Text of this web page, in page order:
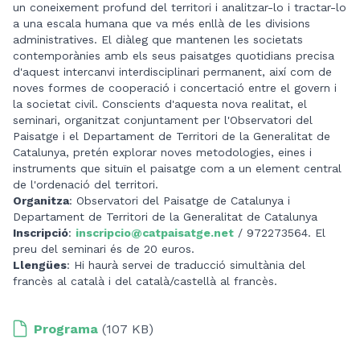
un coneixement profund del territori i analitzar-lo i tractar-lo
a una escala humana que va més enllà de les divisions
administratives. El diàleg que mantenen les societats
contemporànies amb els seus paisatges quotidians precisa
d'aquest intercanvi interdisciplinari permanent, així com de
noves formes de cooperació i concertació entre el govern i
la societat civil. Conscients d'aquesta nova realitat, el
seminari, organitzat conjuntament per l'Observatori del
Paisatge i el Departament de Territori de la Generalitat de
Catalunya, pretén explorar noves metodologies, eines i
instruments que situïn el paisatge com a un element central
de l'ordenació del territori.
Organitza: Observatori del Paisatge de Catalunya i
Departament de Territori de la Generalitat de Catalunya
Inscripció: inscripcio@catpaisatge.net / 972273564. El
preu del seminari és de 20 euros.
Llengües: Hi haurà servei de traducció simultània del
francès al català i del català/castellà al francès.
Programa (107 KB)